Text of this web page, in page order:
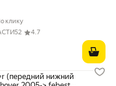
Пэй 1972 ₽ вместо
клику
4.7
(передний нижний